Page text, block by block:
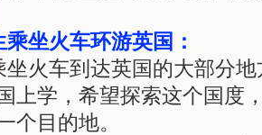
坐火车环游英国：
车到达英国的大部分地
上学，希望探索这个国度
个目的地。